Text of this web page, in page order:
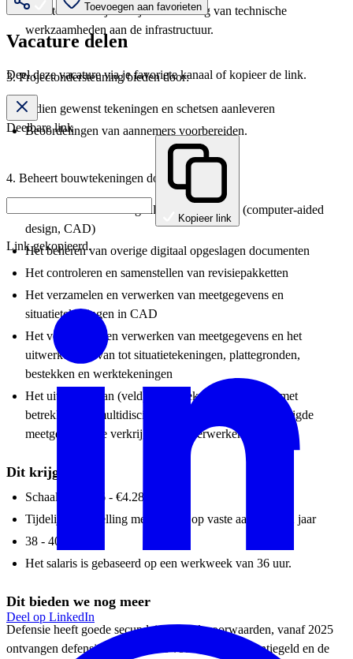
en externe bedrijven bij de uitvoering van technische
werkzaamheden aan de infrastructuur.
3. Projectondersteuning bieden door:
Indien gewenst tekeningen en schetsen aanleveren
Beoordelingen van aannemers voorbereiden.
4. Beheert bouwtekeningen door:
Het beheren van de digitale tekenpakketten (computer-aided
design, CAD)
Het beheren van overige digitaal opgeslagen documenten
Het controleren en samenstellen van revisiepakketten
Het verzamelen en verwerken van meetgegevens en
situatietekeningen in CAD
Het verzamelen en verwerken van meetgegevens en het
uitwerken hiervan tot situatietekeningen, plattegronden,
bestekken en werktekeningen
Het uitvoeren van (veld)onderzoeken en inspecties met
betrekking tot multidisciplinaire situaties om de benodigde
meetgegevens te verkrijgen en te verwerken.
Dit krijg je
Schaal 7 €3.096 - €4.289 (bruto)
Tijdelijke aanstelling met uitzicht op vaste aanstelling2 jaar
38 - 40 uur
Het salaris is gebaseerd op een werkweek van 36 uur.
Dit bieden we nog meer
Defensie heeft goede secundaire arbeidsvoorwaarden, vanaf 2025
ontvangen defensiemedewerkers voortaan het vakantiegeld en de
Toevoegen aan favorieten
Vacature delen
Deel deze vacature via je favoriete kanaal of kopieer de link.
Deelbare link
Kopieer link
Link gekopieerd.
Deel op LinkedIn